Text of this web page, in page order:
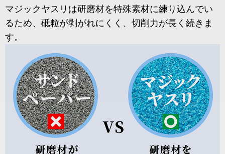
マジックヤスリは研磨材を特殊素材に練り込んでい
るため、砥粒が剥がれにくく、切削力が長く続きま
す。